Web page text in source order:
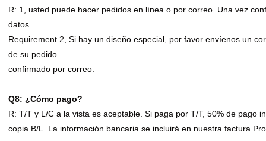
R: 1, usted puede hacer pedidos en línea o por correo. Una vez
datos
Requirement.2, Si hay un diseño especial, por favor envíenos un
de su pedido
confirmado por correo.
Q8: ¿Cómo pago?
R: T/T y L/C a la vista es aceptable. Si paga por T/T, 50% de pago
copia B/L. La información bancaria se incluirá en nuestra factura